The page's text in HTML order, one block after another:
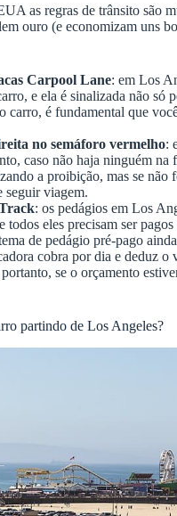
as regras de trânsito são
ouro (e economizam uns
Carpool Lane: em Los
e ela é sinalizada não
carro, é fundamental que
no semáforo vermelho:
caso não haja ninguém na
a proibição, mas se não
seguir viagem.
: os pedágios em Los
todos eles precisam ser
de pedágio pré-pago
cobra por dia e deduz
se o orçamento
partindo de Los Angeles?